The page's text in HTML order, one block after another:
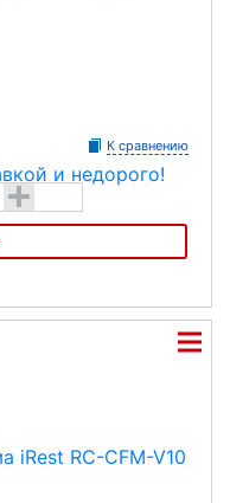
К сравнению
+